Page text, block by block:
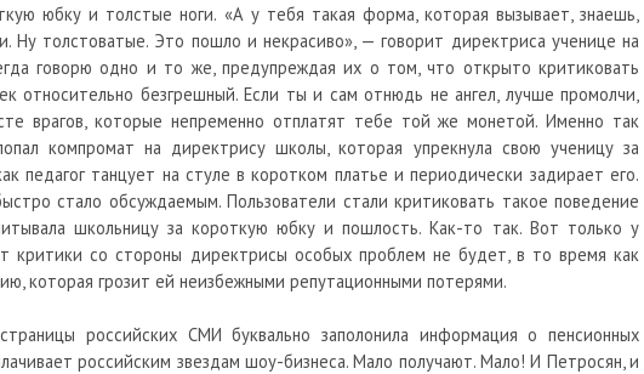
юбку и толстые ноги. «А у тебя такая форма, которая вызывает, знаешь,
Ну толстоватые. Это пошло и некрасиво», — говорит директриса ученице на
говорю одно и то же, предупреждая их о том, что открыто критиковать
относительно безгрешный. Если ты и сам отнюдь не ангел, лучше промолчи,
врагов, которые непременно отплатят тебе той же монетой. Именно так
компромат на директрису школы, которая упрекнула свою ученицу за
педагог танцует на стуле в коротком платье и периодически задирает его.
стало обсуждаемым. Пользователи стали критиковать такое поведение
школьницу за короткую юбку и пошлость. Как-то так. Вот только у
критики со стороны директрисы особых проблем не будет, в то время как
которая грозит ей неизбежными репутационными потерями.
российских СМИ буквально заполонила информация о пенсионных
российским звездам шоу-бизнеса. Мало получают. Мало! И Петросян, и